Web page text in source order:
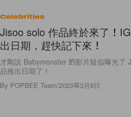
Celebrities
Jisoo solo 作品終於來了！
出日期，趕快記下來！
才剛說 Babymonster 的影片疑似曝光了
品推出日期了！
By POPBEE Team/2023年3月6日